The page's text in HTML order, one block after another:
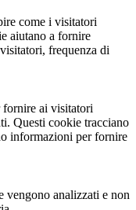
come i visitatori
aiutano a fornire
frequenza di
ai visitatori
Questi cookie tracciano
informazioni per fornire
analizzati e non